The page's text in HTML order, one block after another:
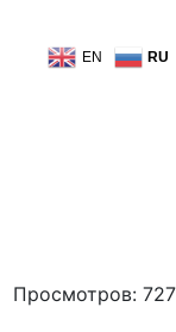
EN RU
Просмотров: 727